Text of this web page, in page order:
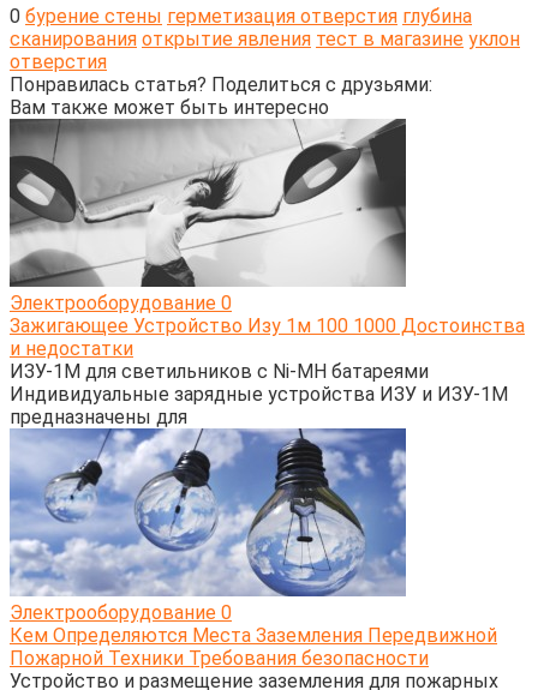
0 бурение стены герметизация отверстия глубина
сканирования открытие явления тест в магазине уклон
отверстия
Понравилась статья? Поделиться с друзьями:
Вам также может быть интересно
Электрооборудование 0
Зажигающее Устройство Изу 1м 100 1000 Достоинства
и недостатки
ИЗУ-1М для светильников с Ni-MH батареями
Индивидуальные зарядные устройства ИЗУ и ИЗУ-1М
предназначены для
Электрооборудование 0
Кем Определяются Места Заземления Передвижной
Пожарной Техники Требования безопасности
Устройство и размещение заземления для пожарных